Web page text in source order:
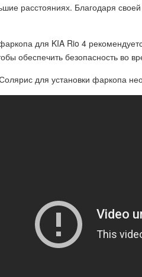
расстояниях. Благодаря
фаркопа для KIA Rio 4
обеспечить безопасность во
для установки фаркопа